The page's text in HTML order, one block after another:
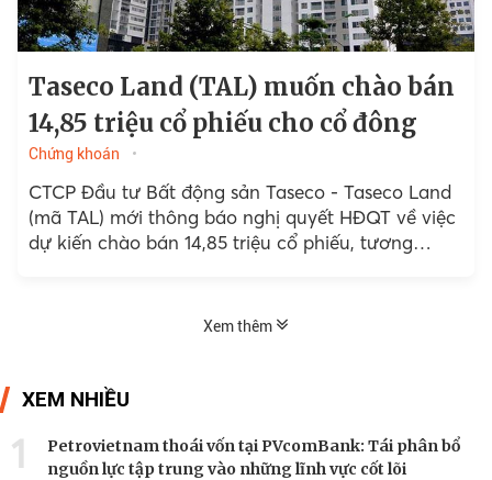
Taseco Land (TAL) muốn chào bán
14,85 triệu cổ phiếu cho cổ đông
Chứng khoán
CTCP Đầu tư Bất động sản Taseco - Taseco Land
(mã TAL) mới thông báo nghị quyết HĐQT về việc
dự kiến chào bán 14,85 triệu cổ phiếu, tương
Xem thêm
XEM NHIỀU
1
Petrovietnam thoái vốn tại PVcomBank: Tái phân bổ
nguồn lực tập trung vào những lĩnh vực cốt lõi